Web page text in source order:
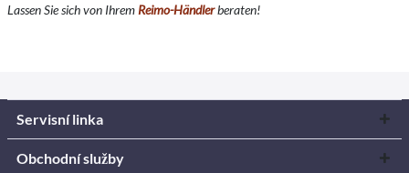
Lassen Sie sich von Ihrem Reimo-Händlerberaten!
Servisní linka
Obchodní služby